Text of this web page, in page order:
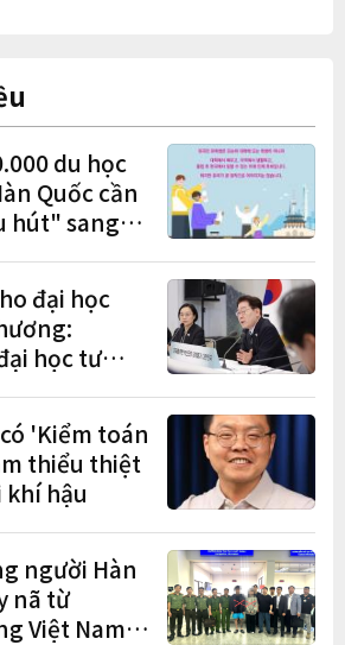
du học
Quốc cần
hút" sang
đại học
học tư
'Kiểm toán
thiểu thiệt
khí hậu
người Hàn
nã từ
Việt Nam